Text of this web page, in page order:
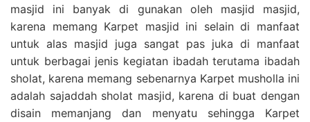
masjid ini banyak di gunakan oleh masjid masjid,
karena memang Karpet masjid ini selain di manfaat
untuk alas masjid juga sangat pas juka di manfaat
untuk berbagai jenis kegiatan ibadah terutama ibadah
sholat, karena memang sebenarnya Karpet musholla ini
adalah sajaddah sholat masjid, karena di buat dengan
disain memanjang dan menyatu sehingga Karpet